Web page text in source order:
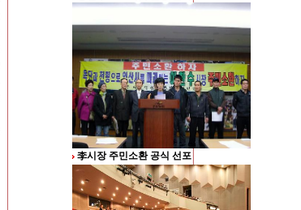
李시장 주민소환 공식 선포